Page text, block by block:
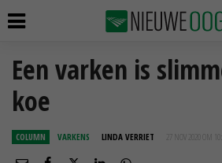
Een varken is
koe
COLUMN VARKENS LINDA VERRIET 27 NOV 2020 OM